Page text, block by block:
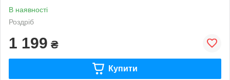
В наявності
Роздріб
1 199 ₴
Купити